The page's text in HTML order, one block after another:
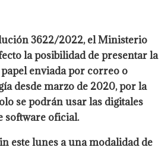
3622/2022, el Ministerio
la posibilidad de presentar la
enviada por correo o
desde marzo de 2020, por la
se podrán usar las digitales
software oficial.
este lunes a una modalidad de